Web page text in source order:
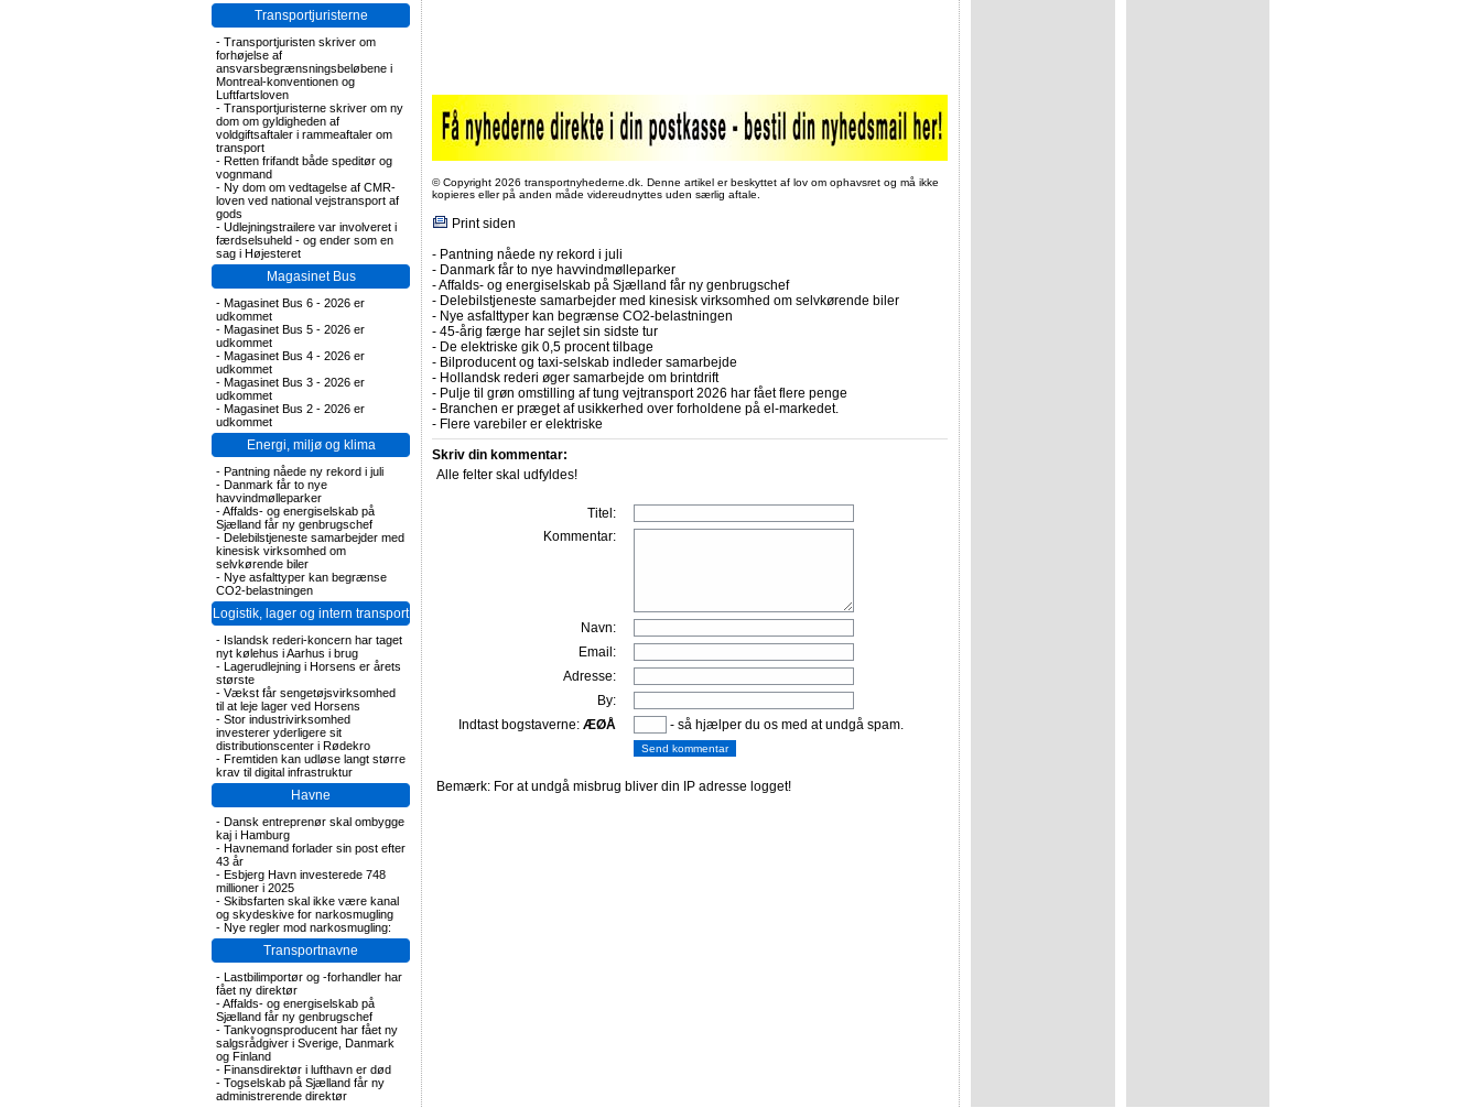
Transportjuristerne
- Transportjuristen skriver om
forhøjelse af
ansvarsbegrænsningsbeløbene i
Montreal-konventionen og
Luftfartsloven
- Transportjuristerne skriver om ny
dom om gyldigheden af
voldgiftsaftaler i rammeaftaler om
transport
- Retten frifandt både speditør og
vognmand
- Ny dom om vedtagelse af CMR-
loven ved national vejstransport af
gods
- Udlejningstrailere var involveret i
færdselsuheld - og ender som en
sag i Højesteret
Magasinet Bus
- Magasinet Bus 6 - 2026 er
udkommet
- Magasinet Bus 5 - 2026 er
udkommet
- Magasinet Bus 4 - 2026 er
udkommet
- Magasinet Bus 3 - 2026 er
udkommet
- Magasinet Bus 2 - 2026 er
udkommet
Energi, miljø og klima
- Pantning nåede ny rekord i juli
- Danmark får to nye
havvindmølleparker
-Affalds- og energiselskab på
Sjælland får ny genbrugschef
- Delebilstjeneste samarbejder med
kinesisk virksomhed om
selvkørende biler
- Nye asfalttyper kan begrænse
CO2-belastningen
Logistik, lager og intern transport
- Islandsk rederi-koncern har taget
nyt kølehus i Aarhus i brug
- Lagerudlejning i Horsens er årets
største
- Vækst får sengetøjsvirksomhed
til at leje lager ved Horsens
- Stor industrivirksomhed
investerer yderligere sit
distributionscenter i Rødekro
- Fremtiden kan udløse langt større
krav til digital infrastruktur
Havne
- Dansk entreprenør skal ombygge
kaj i Hamburg
- Havnemand forlader sin post efter
43 år
- Esbjerg Havn investerede 748
millioner i 2025
- Skibsfarten skal ikke være kanal
og skydeskive for narkosmugling
- Nye regler mod narkosmugling:
Transportnavne
- Lastbilimportør og -forhandler har
fået ny direktør
-Affalds- og energiselskab på
Sjælland får ny genbrugschef
- Tankvognsproducent har fået ny
salgsrådgiver i Sverige, Danmark
og Finland
- Finansdirektør i lufthavn er død
- Togselskab på Sjælland får ny
administrerende direktør
© Copyright 2026 transportnyhederne.dk. Denne artikel er beskyttet af lov om ophavsret og må ikke
kopieres eller på anden måde videreudnyttes uden særlig aftale.
Print siden
- Pantning nåede ny rekord i juli
- Danmark får to nye havvindmølleparker
-Affalds- og energiselskab på Sjælland får ny genbrugschef
- Delebilstjeneste samarbejder med kinesisk virksomhed om selvkørende biler
- Nye asfalttyper kan begrænse CO2-belastningen
- 45-årig færge har sejlet sin sidste tur
- De elektriske gik 0,5 procent tilbage
- Bilproducent og taxi-selskab indleder samarbejde
- Hollandsk rederi øger samarbejde om brintdrift
- Pulje til grøn omstilling af tung vejtransport 2026 har fået flere penge
- Branchen er præget af usikkerhed over forholdene på el-markedet.
- Flere varebiler er elektriske
Skriv din kommentar:
Alle felter skal udfyldes!
Titel:
Kommentar:
Navn:
Email:
Adresse:
By:
Indtast bogstaverne: ÆØÅ - så hjælper du os med at undgå spam.
Bemærk: For at undgå misbrug bliver din IP adresse logget!